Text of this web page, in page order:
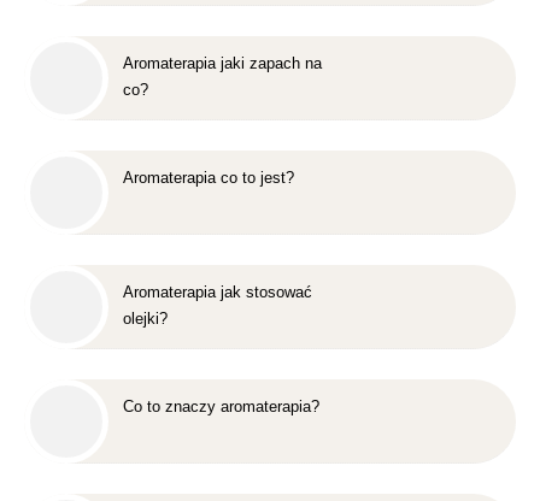
Aromaterapia jaki zapach na
co?
Aromaterapia co to jest?
Aromaterapia jak stosować
olejki?
Co to znaczy aromaterapia?